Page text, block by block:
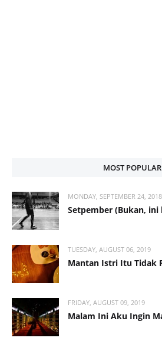
MOST POPULAR
MONDAY, SEPTEMBER 24, 2018
Setpember (Bukan,
TUESDAY, AUGUST 06, 2019
Mantan Istri Itu Tidak
FRIDAY, AUGUST 09, 2019
Malam Ini Aku Ingin